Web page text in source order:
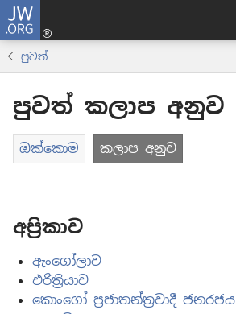
JW.ORG
පුවත්
පුවත් කලාප අනුව
ඔක්කොම කලාප අනුව
අප්‍රිකාව
ඇංගෝලාව
එරිත්‍රියාව
කොංගෝ ප්‍රජාතන්ත්‍රවාදී ජනරජය